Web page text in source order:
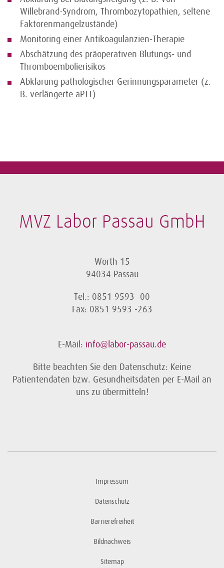
Willebrand-Syndrom, Thrombozytopathien, seltene
Faktorenmangelzustände)
Monitoring einer Antikoagulanzien-Therapie
Abschätzung des präoperativen Blutungs- und
Thromboembolierisikos
Abklärung pathologischer Gerinnungsparameter (z.
B. verlängerte aPTT)
MVZ Labor Passau GmbH
Wörth 15
94034 Passau
Tel.: 0851 9593 -00
Fax: 0851 9593 -263
E-Mail: info@labor-passau.de
Bitte beachten Sie den Datenschutz: Keine
Patientendaten bzw. Gesundheitsdaten per E-Mail an
uns zu übermitteln!
Impressum
Datenschutz
Barrierefreiheit
Bildnachweis
Sitemap